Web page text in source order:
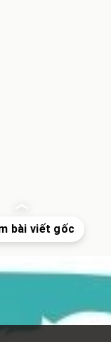
con-dung-chinh-ta